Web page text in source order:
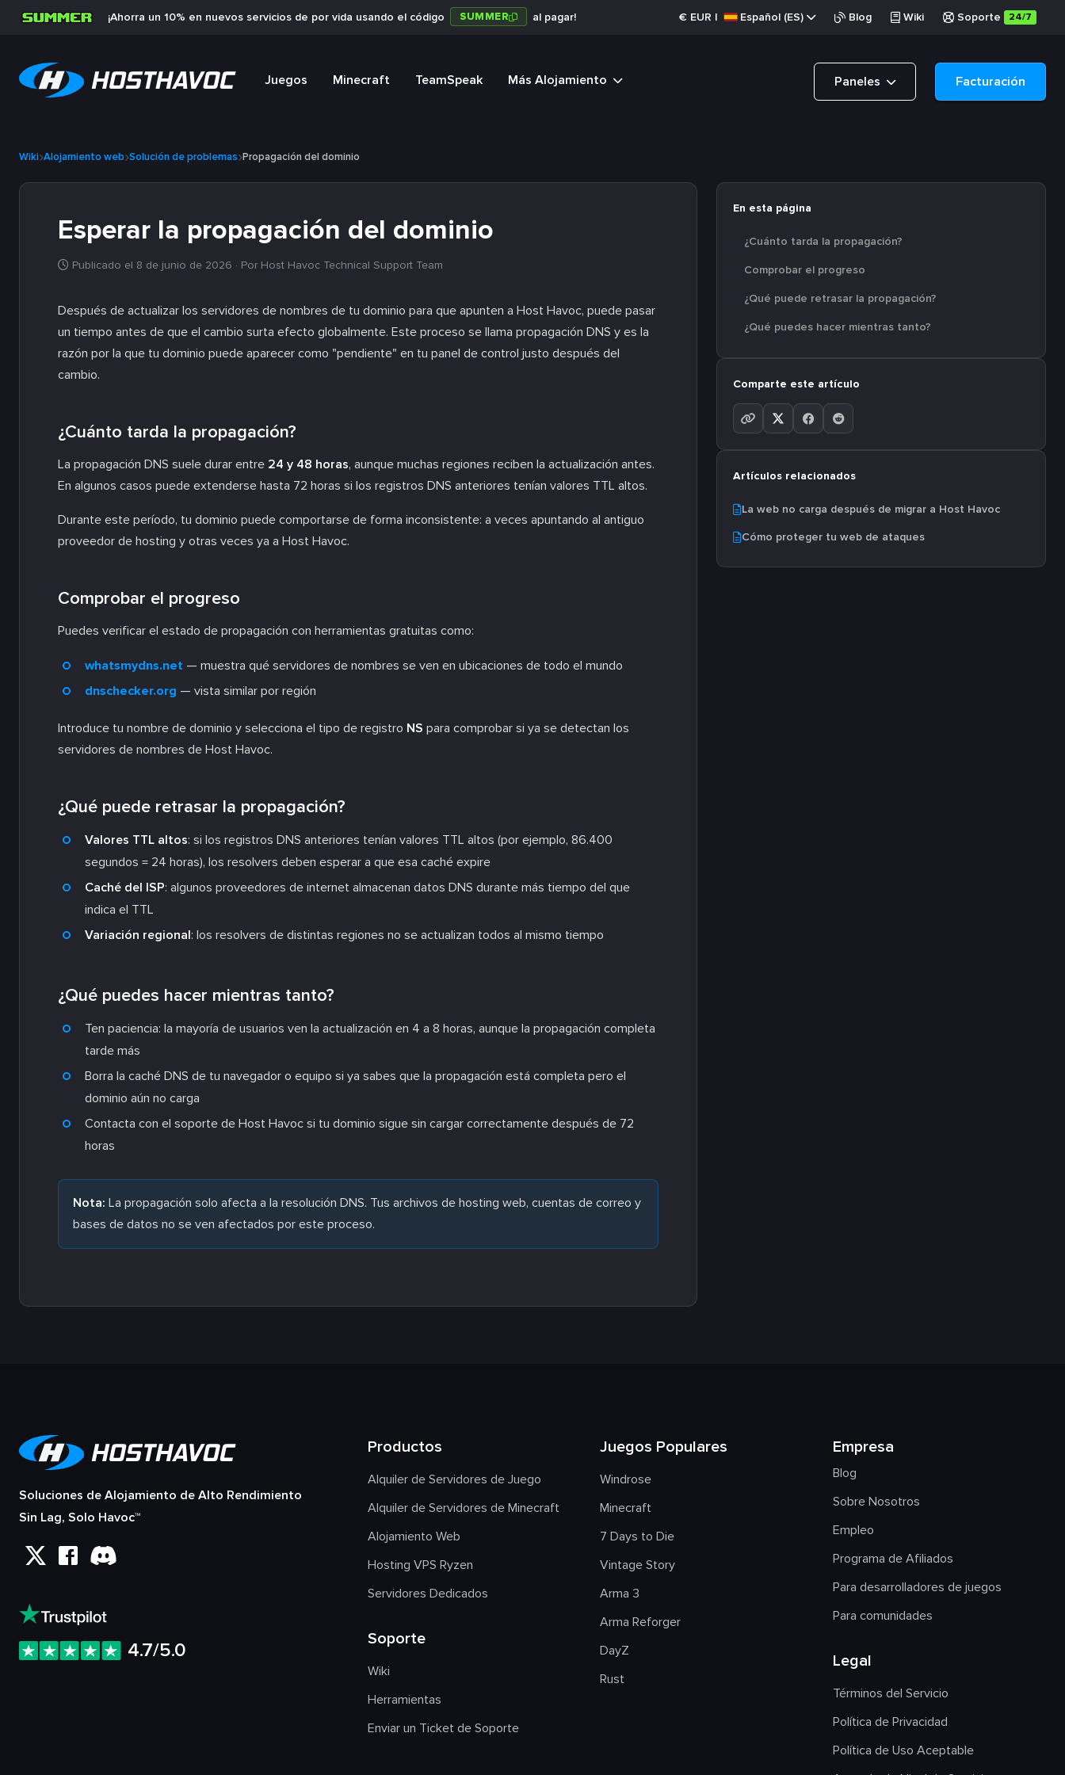
¡Ahorra un 10% en nuevos servicios de por vida usando el código SUMMER al pagar! € EUR | Español (ES) Blog Wiki Soporte 24/7
Juegos Minecraft TeamSpeak Más Alojamiento Paneles Facturación
Wiki Alojamiento web Solución de problemas Propagación del dominio
Esperar la propagación del dominio
Publicado el 8 de junio de 2026 · Por Host Havoc Technical Support Team
Después de actualizar los servidores de nombres de tu dominio para que apunten a Host Havoc, puede pasar
un tiempo antes de que el cambio surta efecto globalmente. Este proceso se llama propagación DNS y es la
razón por la que tu dominio puede aparecer como "pendiente" en tu panel de control justo después del
cambio.
¿Cuánto tarda la propagación?
La propagación DNS suele durar entre 24 y 48 horas, aunque muchas regiones reciben la actualización antes.
En algunos casos puede extenderse hasta 72 horas si los registros DNS anteriores tenían valores TTL altos.
Durante este período, tu dominio puede comportarse de forma inconsistente: a veces apuntando al antiguo
proveedor de hosting y otras veces ya a Host Havoc.
Comprobar el progreso
Puedes verificar el estado de propagación con herramientas gratuitas como:
whatsmydns.net — muestra qué servidores de nombres se ven en ubicaciones de todo el mundo
dnschecker.org — vista similar por región
Introduce tu nombre de dominio y selecciona el tipo de registro NS para comprobar si ya se detectan los
servidores de nombres de Host Havoc.
¿Qué puede retrasar la propagación?
Valores TTL altos: si los registros DNS anteriores tenían valores TTL altos (por ejemplo, 86.400
segundos = 24 horas), los resolvers deben esperar a que esa caché expire
Caché del ISP: algunos proveedores de internet almacenan datos DNS durante más tiempo del que
indica el TTL
Variación regional: los resolvers de distintas regiones no se actualizan todos al mismo tiempo
¿Qué puedes hacer mientras tanto?
Ten paciencia: la mayoría de usuarios ven la actualización en 4 a 8 horas, aunque la propagación completa
tarde más
Borra la caché DNS de tu navegador o equipo si ya sabes que la propagación está completa pero el
dominio aún no carga
Contacta con el soporte de Host Havoc si tu dominio sigue sin cargar correctamente después de 72
horas
Nota: La propagación solo afecta a la resolución DNS. Tus archivos de hosting web, cuentas de correo y
bases de datos no se ven afectados por este proceso.
En esta página
¿Cuánto tarda la propagación?
Comprobar el progreso
¿Qué puede retrasar la propagación?
¿Qué puedes hacer mientras tanto?
Comparte este artículo
Artículos relacionados
La web no carga después de migrar a Host Havoc
Cómo proteger tu web de ataques
Soluciones de Alojamiento de Alto Rendimiento
Sin Lag, Solo Havoc™
4.7/5.0
Productos
Alquiler de Servidores de Juego
Alquiler de Servidores de Minecraft
Alojamiento Web
Hosting VPS Ryzen
Servidores Dedicados
Soporte
Wiki
Herramientas
Enviar un Ticket de Soporte
Juegos Populares
Windrose
Minecraft
7 Days to Die
Vintage Story
Arma 3
Arma Reforger
DayZ
Rust
Empresa
Blog
Sobre Nosotros
Empleo
Programa de Afiliados
Para desarrolladores de juegos
Para comunidades
Legal
Términos del Servicio
Política de Privacidad
Política de Uso Aceptable